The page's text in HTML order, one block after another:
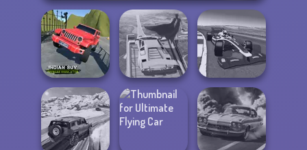
Indian SUV
Offroad
Simulator
Super Hero
Grand Extreme
Racing